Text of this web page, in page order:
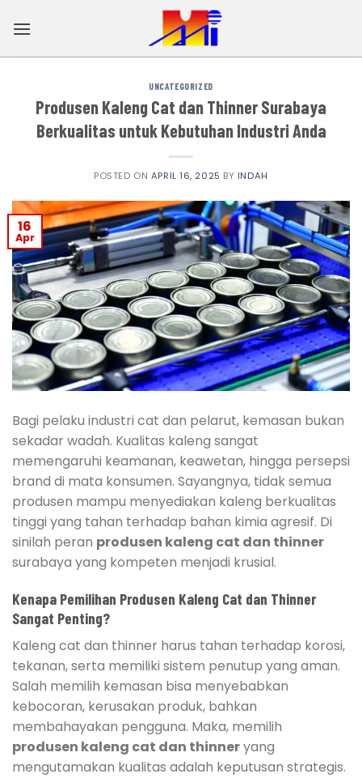
UNCATEGORIZED
Produsen Kaleng Cat dan Thinner Surabaya
Berkualitas untuk Kebutuhan Industri Anda
POSTED ON APRIL 16, 2025 BY INDAH
16
Apr
Bagi pelaku industri cat dan pelarut, kemasan bukan
sekadar wadah. Kualitas kaleng sangat
memengaruhi keamanan, keawetan, hingga persepsi
brand di mata konsumen. Sayangnya, tidak semua
produsen mampu menyediakan kaleng berkualitas
tinggi yang tahan terhadap bahan kimia agresif. Di
sinilah peran produsen kaleng cat dan thinner
surabaya yang kompeten menjadi krusial.
Kenapa Pemilihan Produsen Kaleng Cat dan Thinner
Sangat Penting?
Kaleng cat dan thinner harus tahan terhadap korosi,
tekanan, serta memiliki sistem penutup yang aman.
Salah memilih kemasan bisa menyebabkan
kebocoran, kerusakan produk, bahkan
membahayakan pengguna. Maka, memilih
produsen kaleng cat dan thinneryang
mengutamakan kualitas adalah keputusan strategis.